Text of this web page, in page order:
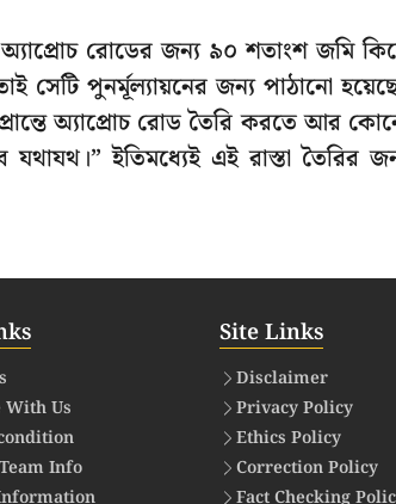
রোডের জন্য ৯০ শতাংশ জমি
সেটি পুনর্মূল্যায়নের জন্য পাঠানো
অ্যাপ্রোচ রোড তৈরি করতে আর
ইতিমধ্যেই এই রাস্তা তৈরির
Us
Info
Site Links
Disclaimer
Privacy Policy
Ethics Policy
Correction Policy
Fact Checking